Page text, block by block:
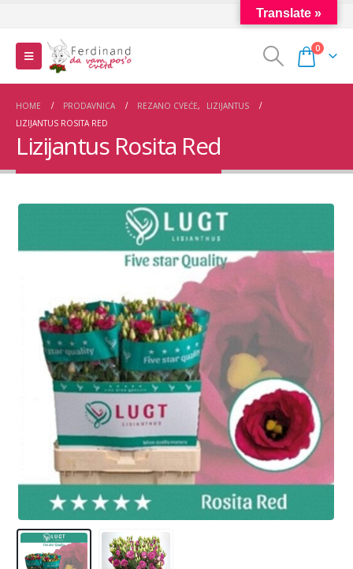
0
HOME PRODAVNICA REZANO CVEĆE,
LIZIJANTUS
LIZIJANTUS ROSITA RED
Lizijantus Rosita Red
Translate »